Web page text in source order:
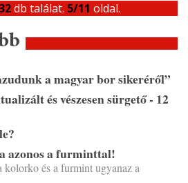
db találat. 5/11 oldal.
a magyar bor sikeréről”
és vészesen sürgető - 12
azonos a furminttal!
kolorko és a furmint ugyanaz a